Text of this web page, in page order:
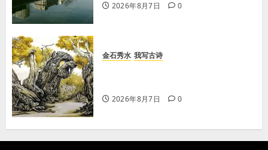
2026年8月7日 0
金石秀水 我写古诗
2026年8月7日 0